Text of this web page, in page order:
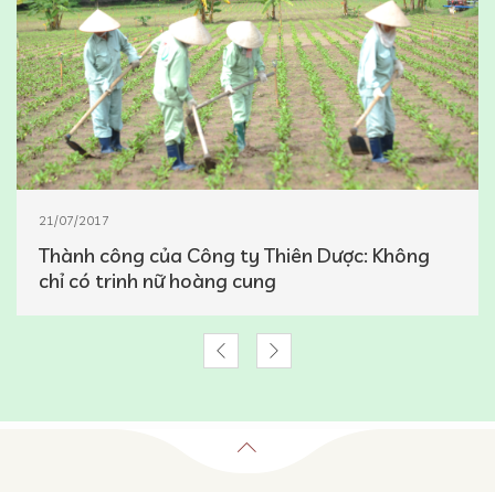
21/07/2017
Thành công của Công ty Thiên Dược: Không
chỉ có trinh nữ hoàng cung